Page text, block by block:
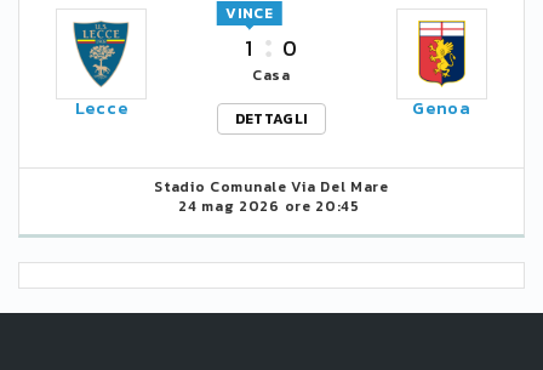
Lecce
1
VINCE
0
Casa
DETTAGLI
Genoa
Stadio Comunale Via Del Mare
24 mag 2026 ore 20:45